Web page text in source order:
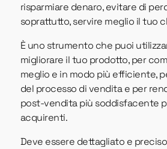
risparmiare denaro, evitare di
soprattutto, servire meglio il tuo
È uno strumento che puoi
migliorare il tuo prodotto, per
meglio e in modo più efficiente,
del processo di vendita e per
post-vendita più soddisfacente
acquirenti.
Deve essere dettagliato e